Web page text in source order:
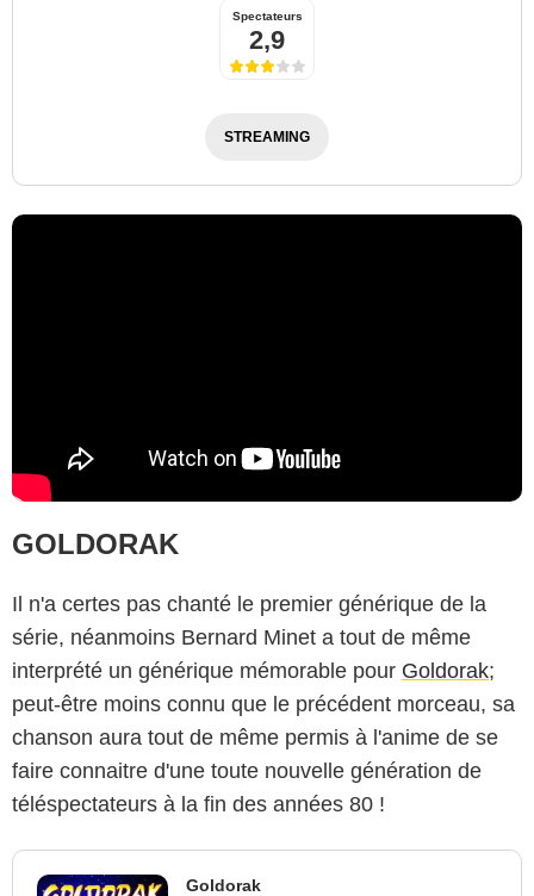
Spectateurs
2,9
STREAMING
GOLDORAK
Il n'a certes pas chanté le premier générique de la
série, néanmoins Bernard Minet a tout de même
interprété un générique mémorable pour Goldorak;
peut-être moins connu que le précédent morceau, sa
chanson aura tout de même permis à l'anime de se
faire connaitre d'une toute nouvelle génération de
téléspectateurs à la fin des années 80 !
Goldorak